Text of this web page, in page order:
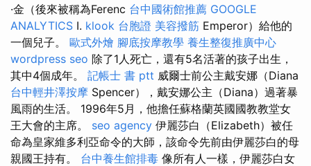
·金（後來被稱為Ferenc 台中國術館推薦 GOOGLE
ANALYTICS I. klook 台胞證 美容撥筋 Emperor）給他的
一個兒子。 歐式外燴 腳底按摩教學 養生整復推廣中心
wordpress seo 除了1人死亡，還有5名活著的孩子出生，
其中4個成年。 記帳士 書 ptt 威爾士前公主戴安娜（Diana
台中輕井澤按摩 Spencer），戴安娜公主（Diana）過著暴
風雨的生活。 1996年5月，他擔任蘇格蘭英國國教教堂女
王大會的主席。 seo agency 伊麗莎白（Elizabeth）被任
命為皇家維多利亞命令的大師，該命令先前由伊麗莎白的母
親國王持有。 台中養生館排毒 像所有人一樣，伊麗莎白女